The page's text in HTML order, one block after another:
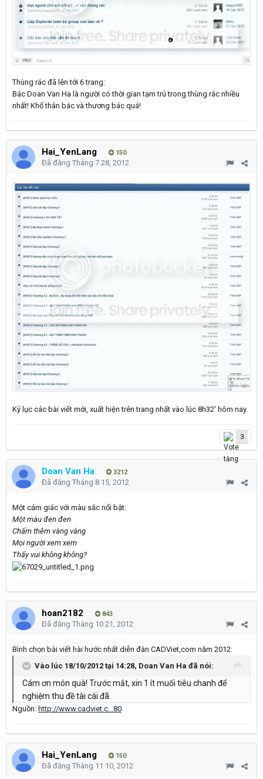
Thùng rác đã lên tới 6 trang:
Bác Doan Van Ha là người có thời gian tạm trú trong thùng rác nhiều
nhất! Khổ thân bác và thương bác quá!
Hai_YenLang 150
Đã đăng Tháng 7 28, 2012
Kỷ lục các bài viết mới, xuất hiện trên trang nhất vào lúc 8h32' hôm nay.
3
Doan Van Ha 3212
Đã đăng Tháng 8 15, 2012
Một cảm giác với màu sắc nổi bật:
Một màu đen đen
Chấm thêm vàng vàng
Mọi người xem xem
Thấy vui không không?
hoan2182 843
Đã đăng Tháng 10 21, 2012
Bình chọn bài viết hài hước nhất diễn đàn CADViet,com năm 2012:
Vào lúc 18/10/2012 tại 14:28, Doan Van Ha đã nói:
Cám ơn món quà! Trước mắt, xin 1 ít muối tiêu chanh để
nghiệm thu đề tài cái đã.
Nguồn: http://www.cadviet.c...80
Hai_YenLang 150
Đã đăng Tháng 11 10, 2012